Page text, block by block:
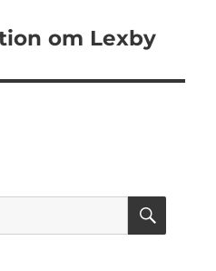
om Lexby
SÖK